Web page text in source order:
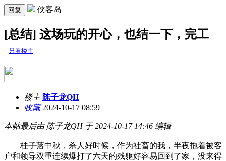
回复 侠客岛
[总结] 这场玩的开心，也结一下，完工
只看楼主
楼主 陈子龙QH
收藏2024-10-17 08:59
本帖最后由 陈子龙QH 于 2024-10-17 14:46 编辑
桂子落中秋，杀人好时候，作为社畜的我，半夜拖着被客
户和领导双重连续爆打了六天的残躯好容易回到了家，没来得